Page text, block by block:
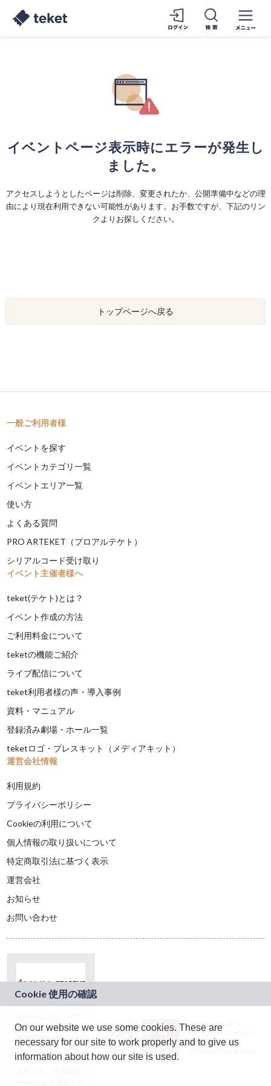
イベントページ表示時にエラーが発生し
ました。
アクセスしようとしたページは削除、変更されたか、公開準備中などの理
由により現在利用できない可能性があります。お手数ですが、下記のリン
クよりお探しください。
トップページへ戻る
一般ご利用者様
イベントを探す
イベントカテゴリ一覧
イベントエリア一覧
使い方
よくある質問
PRO ARTEKET（プロアルテケト）
シリアルコード受け取り
イベント主催者様へ
teket(テケト)とは？
イベント作成の方法
ご利用料金について
teketの機能ご紹介
ライブ配信について
teket利用者様の声・導入事例
資料・マニュアル
登録済み劇場・ホール一覧
teketロゴ・プレスキット（メディアキット）
運営会社情報
利用規約
プライバシーポリシー
Cookieの利用について
個人情報の取り扱いについて
特定商取引法に基づく表示
運営会社
お知らせ
お問い合わせ
ドコモグループの新
規事業創出プログラ
ム「docomo
STARTUP」を通じて
JASRAC許諾番号：
9024936001Y45037
JASRAC許諾番号：
On our website we use some cookies. These are
necessary for our site to work properly and to give us
information about how our site is used.